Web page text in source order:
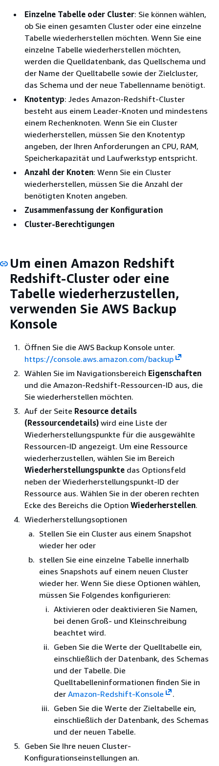
Einzelne Tabelle oder Cluster: Sie können wählen,
ob Sie einen gesamten Cluster oder eine einzelne
Tabelle wiederherstellen möchten. Wenn Sie eine
einzelne Tabelle wiederherstellen möchten,
werden die Quelldatenbank, das Quellschema und
der Name der Quelltabelle sowie der Zielcluster,
das Schema und der neue Tabellenname benötigt.
Knotentyp: Jedes Amazon-Redshift-Cluster
besteht aus einem Leader-Knoten und mindestens
einem Rechenknoten. Wenn Sie ein Cluster
wiederherstellen, müssen Sie den Knotentyp
angeben, der Ihren Anforderungen an CPU, RAM,
Speicherkapazität und Laufwerkstyp entspricht.
Anzahl der Knoten: Wenn Sie ein Cluster
wiederherstellen, müssen Sie die Anzahl der
benötigten Knoten angeben.
Zusammenfassung der Konfiguration
Cluster-Berechtigungen
Um einen Amazon Redshift
Redshift-Cluster oder eine
Tabelle wiederherzustellen,
verwenden Sie AWS Backup
Konsole
Öffnen Sie die AWS Backup Konsole unter.
https://console.aws.amazon.com/backup
Wählen Sie im Navigationsbereich Eigenschaften
und die Amazon-Redshift-Ressourcen-ID aus, die
Sie wiederherstellen möchten.
Auf der Seite Resource details
(Ressourcendetails) wird eine Liste der
Wiederherstellungspunkte für die ausgewählte
Ressourcen-ID angezeigt. Um eine Ressource
wiederherzustellen, wählen Sie im Bereich
Wiederherstellungspunkte das Optionsfeld
neben der Wiederherstellungspunkt-ID der
Ressource aus. Wählen Sie in der oberen rechten
Ecke des Bereichs die Option Wiederherstellen.
Wiederherstellungsoptionen
Stellen Sie ein Cluster aus einem Snapshot
wieder her oder
stellen Sie eine einzelne Tabelle innerhalb
eines Snapshots auf einem neuen Cluster
wieder her. Wenn Sie diese Optionen wählen,
müssen Sie Folgendes konfigurieren:
Aktivieren oder deaktivieren Sie Namen,
bei denen Groß- und Kleinschreibung
beachtet wird.
Geben Sie die Werte der Quelltabelle ein,
einschließlich der Datenbank, des Schemas
und der Tabelle. Die
Quelltabelleninformationen finden Sie in
der Amazon-Redshift-Konsole
.
Geben Sie die Werte der Zieltabelle ein,
einschließlich der Datenbank, des Schemas
und der neuen Tabelle.
Geben Sie Ihre neuen Cluster-
Konfigurationseinstellungen an.